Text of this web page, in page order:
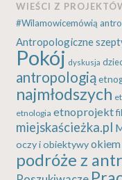
WIEŚCI Z
#Wilamowicemówią
Antropologiczne
Pokój dyskusja
antropologią
najmłodszych
etnologia etnoprojekt
miejskaścieżka.pl
oczy i obiektywy
podróże z